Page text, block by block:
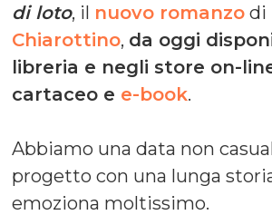
di loto, il nuovo romanzo di
Chiarottino, da oggi
libreria e negli store on-
cartaceo e e-book.
Abbiamo una data non
progetto con una lunga
emoziona moltissimo.